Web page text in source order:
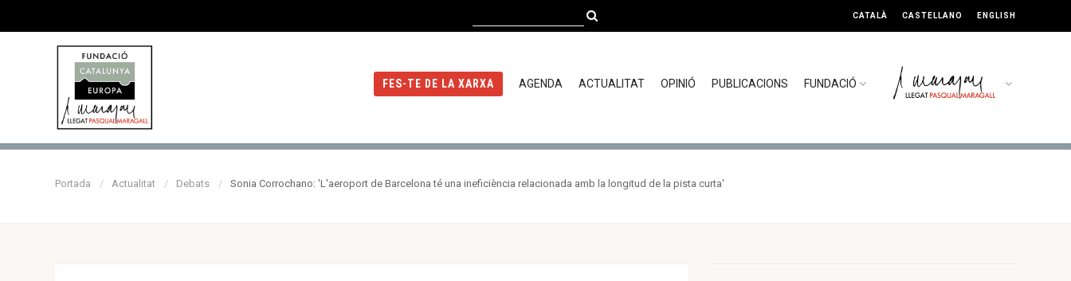
CATALÀ CASTELLANO ENGLISH
FES-TE DE LA XARXA AGENDA ACTUALITAT OPINIÓ PUBLICACIONS FUNDACIÓ
Portada Actualitat Debats Sonia Corrochano: 'L'aeroport de Barcelona té una ineficiència relacionada amb la longitud de la pista curta'